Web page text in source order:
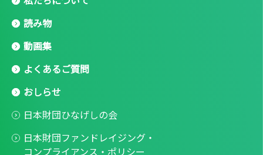
読み物
動画集
よくあるご質問
おしらせ
日本財団ひなげしの会
日本財団ファンドレイジング・
コンプライアンス・ポリシー